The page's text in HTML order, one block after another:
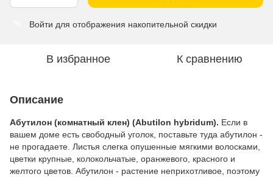
Войти для отображения накопительной скидки
В избранное К сравнению
Описание
Абутилон (комнатный клен) (Abutilon hybridum). Если в
вашем доме есть свободный уголок, поставьте туда абутилон -
не прогадаете. Листья слегка опушенные мягкими волосками,
цветки крупные, колокольчатые, оранжевого, красного и
желтого цветов. Абутилон - растение неприхотливое, поэтому